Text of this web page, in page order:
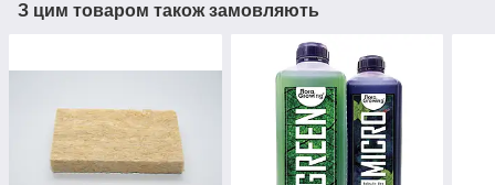
З цим товаром також замовляють